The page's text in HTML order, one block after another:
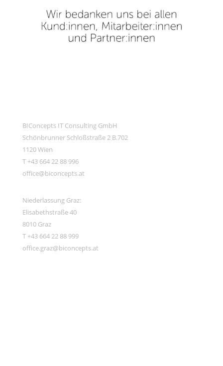
BIConcepts IT Consulting GmbH
Schönbrunner Schloßstraße 2 B.702
1120 Wien
T +43 664 22 88 996
office@biconcepts.at
Niederlassung Graz:
Elisabethstraße 40
8010 Graz
T +43 664 22 88 999
office.graz@biconcepts.at